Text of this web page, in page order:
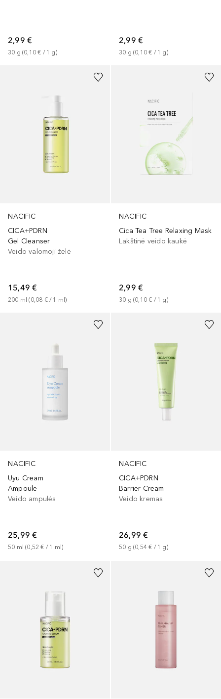
2,99 €
30 g (0,10 € / 1 g)
2,99 €
30 g (0,10 € / 1 g)
NACIFIC
CICA+PDRN
Gel Cleanser
Veido valomoji želė
15,49 €
200 ml (0,08 € / 1 ml)
NACIFIC
Cica Tea Tree Relaxing Mask
Lakštinė veido kaukė
2,99 €
30 g (0,10 € / 1 g)
NACIFIC
Uyu Cream
Ampoule
Veido ampulės
25,99 €
50 ml (0,52 € / 1 ml)
NACIFIC
CICA+PDRN
Barrier Cream
Veido kremas
26,99 €
50 g (0,54 € / 1 g)